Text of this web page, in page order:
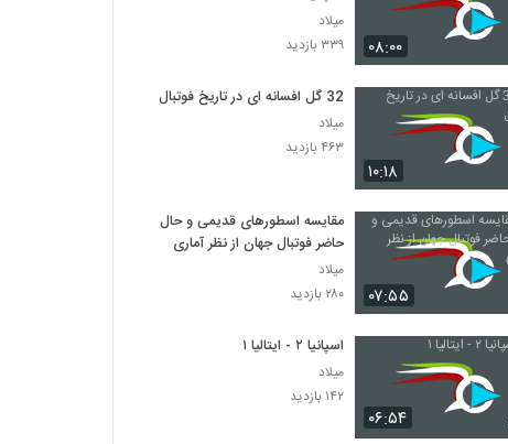
۰۸:۰۰
میلاد
۳۳۹ بازدید
۱۰:۱۸
32 گل افسانه ای در تاریخ فوتبال
میلاد
۴۶۳ بازدید
۰۷:۵۵
مقایسه اسطورهای قدیمی و حال
حاضر فوتبال جهان از نظر آماری
میلاد
۲۸۰ بازدید
۰۶:۵۴
اسپانیا ۲ - ایتالیا ۱
میلاد
۱۴۲ بازدید